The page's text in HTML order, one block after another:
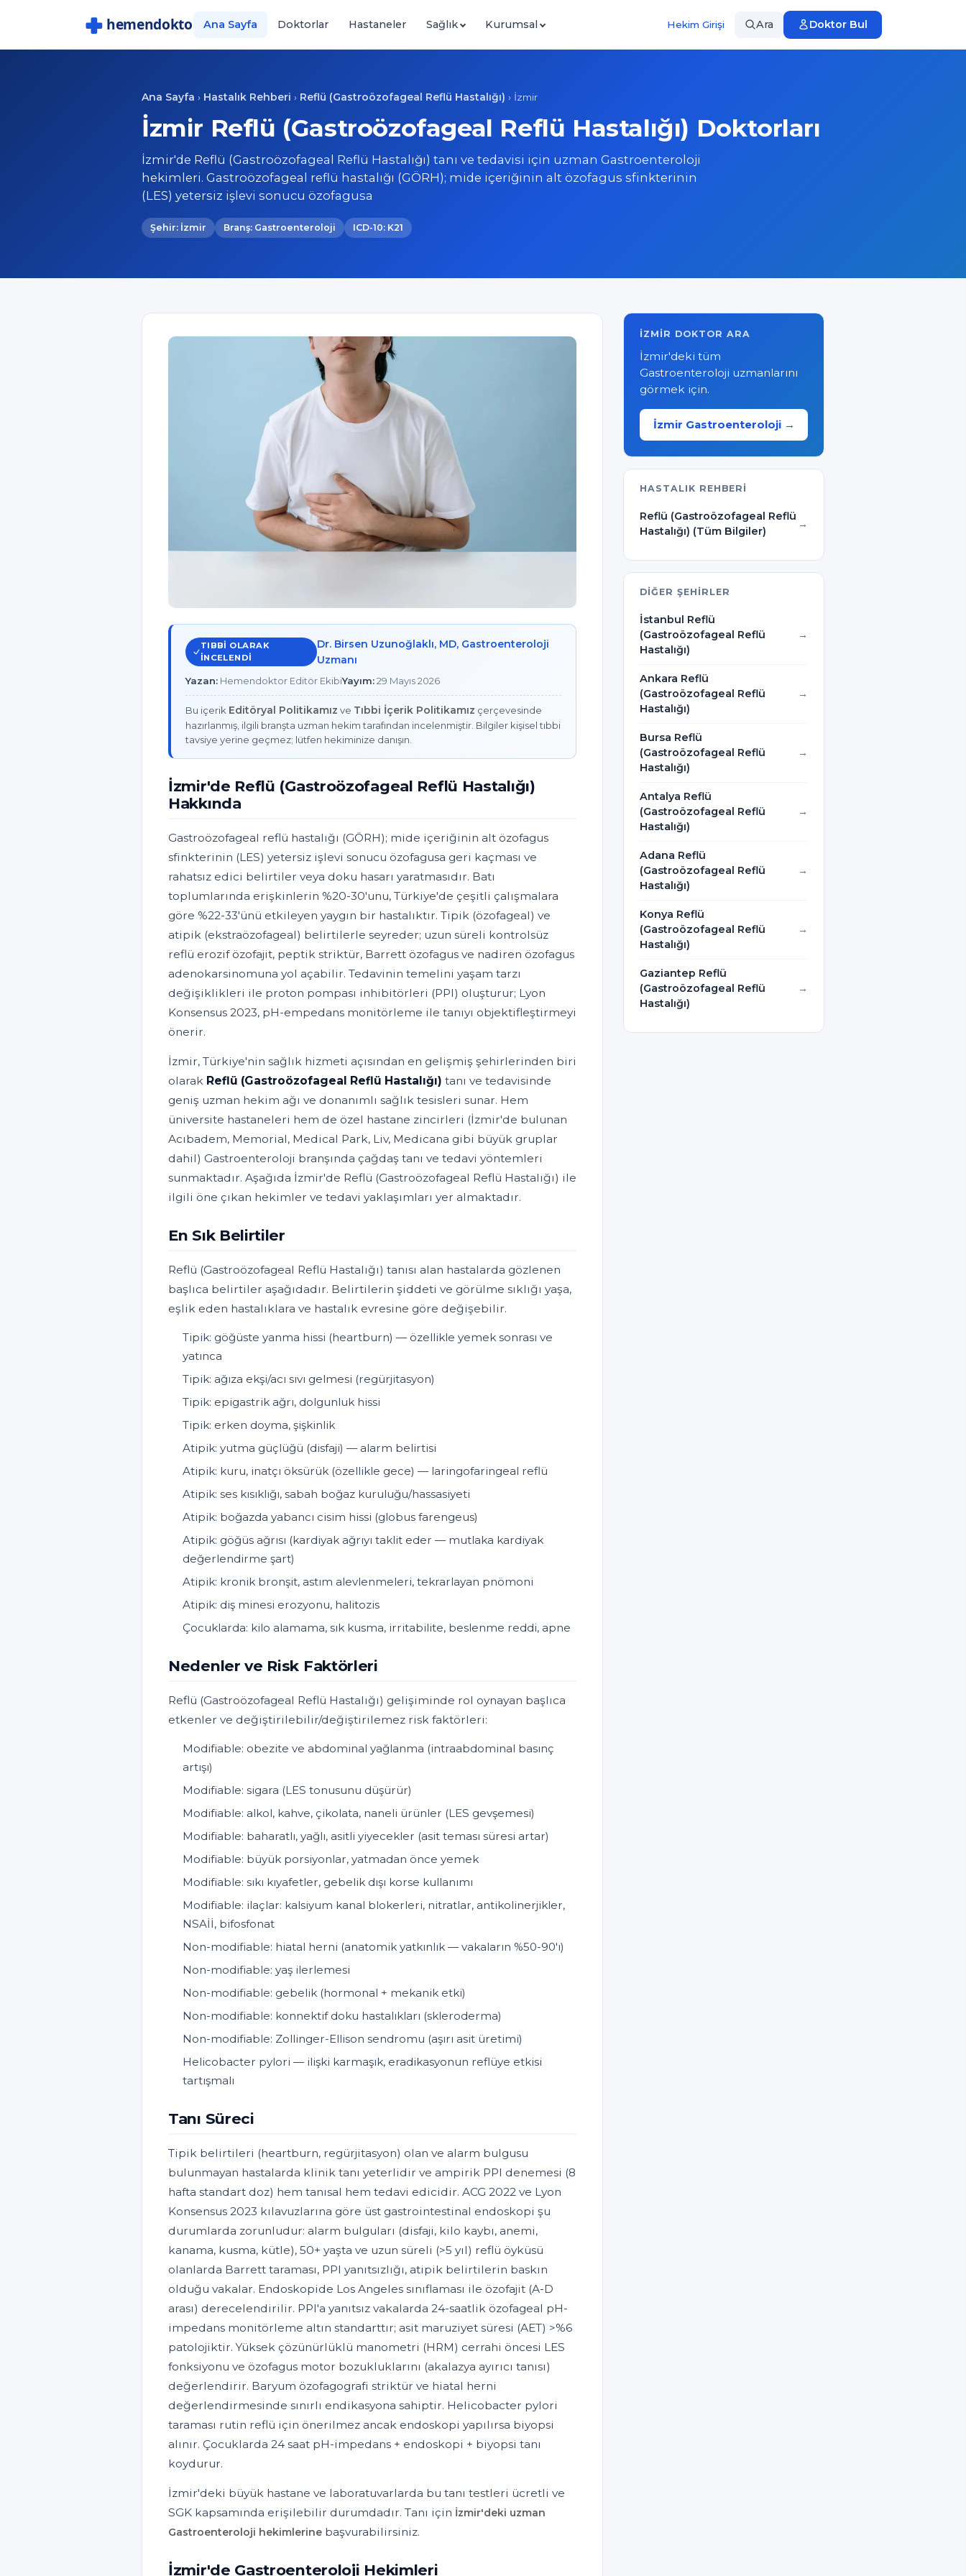
Ana Sayfa Doktorlar Hastaneler Sağlık Kurumsal Hekim Girişi Ara Doktor Bul
Ana Sayfa › Hastalık Rehberi › Reflü (Gastroözofageal Reflü Hastalığı) › İzmir
İzmir Reflü (Gastroözofageal Reflü Hastalığı) Doktorları
İzmir'de Reflü (Gastroözofageal Reflü Hastalığı) tanı ve tedavisi için uzman Gastroenteroloji
hekimleri. Gastroözofageal reflü hastalığı (GÖRH); mide içeriğinin alt özofagus sfinkterinin
(LES) yetersiz işlevi sonucu özofagusa
Şehir: İzmir Branş: Gastroenteroloji ICD-10: K21
TIBBI OLARAK
INCELENDI
Dr. Birsen Uzunoğlaklı, MD, Gastroenteroloji
Uzmanı
Yazan: Hemendoktor Editör EkibiYayım:29 Mayıs 2026
Bu içerik Editöryal Politikamız ve Tıbbi İçerik Politikamız çerçevesinde
hazırlanmış, ilgili branşta uzman hekim tarafından incelenmiştir. Bilgiler kişisel tıbbi
tavsiye yerine geçmez; lütfen hekiminize danışın.
İzmir'de Reflü (Gastroözofageal Reflü Hastalığı)
Hakkında
Gastroözofageal reflü hastalığı (GÖRH); mide içeriğinin alt özofagus
sfinkterinin (LES) yetersiz işlevi sonucu özofagusa geri kaçması ve
rahatsız edici belirtiler veya doku hasarı yaratmasıdır. Batı
toplumlarında erişkinlerin %20-30'unu, Türkiye'de çeşitli çalışmalara
göre %22-33'ünü etkileyen yaygın bir hastalıktır. Tipik (özofageal) ve
atipik (ekstraözofageal) belirtilerle seyreder; uzun süreli kontrolsüz
reflü erozif özofajit, peptik striktür, Barrett özofagus ve nadiren özofagus
adenokarsinomuna yol açabilir. Tedavinin temelini yaşam tarzı
değişiklikleri ile proton pompası inhibitörleri (PPI) oluşturur; Lyon
Konsensus 2023, pH-empedans monitörleme ile tanıyı objektifleştirmeyi
önerir.
İzmir, Türkiye'nin sağlık hizmeti açısından en gelişmiş şehirlerinden biri
olarak Reflü (Gastroözofageal Reflü Hastalığı) tanı ve tedavisinde
geniş uzman hekim ağı ve donanımlı sağlık tesisleri sunar. Hem
üniversite hastaneleri hem de özel hastane zincirleri (İzmir'de bulunan
Acıbadem, Memorial, Medical Park, Liv, Medicana gibi büyük gruplar
dahil) Gastroenteroloji branşında çağdaş tanı ve tedavi yöntemleri
sunmaktadır. Aşağıda İzmir'de Reflü (Gastroözofageal Reflü Hastalığı) ile
ilgili öne çıkan hekimler ve tedavi yaklaşımları yer almaktadır.
En Sık Belirtiler
Reflü (Gastroözofageal Reflü Hastalığı) tanısı alan hastalarda gözlenen
başlıca belirtiler aşağıdadır. Belirtilerin şiddeti ve görülme sıklığı yaşa,
eşlik eden hastalıklara ve hastalık evresine göre değişebilir.
Tipik: göğüste yanma hissi (heartburn) — özellikle yemek sonrası ve
yatınca
Tipik: ağıza ekşi/acı sıvı gelmesi (regürjitasyon)
Tipik: epigastrik ağrı, dolgunluk hissi
Tipik: erken doyma, şişkinlik
Atipik: yutma güçlüğü (disfaji) — alarm belirtisi
Atipik: kuru, inatçı öksürük (özellikle gece) — laringofaringeal reflü
Atipik: ses kısıklığı, sabah boğaz kuruluğu/hassasiyeti
Atipik: boğazda yabancı cisim hissi (globus farengeus)
Atipik: göğüs ağrısı (kardiyak ağrıyı taklit eder — mutlaka kardiyak
değerlendirme şart)
Atipik: kronik bronşit, astım alevlenmeleri, tekrarlayan pnömoni
Atipik: diş minesi erozyonu, halitozis
Çocuklarda: kilo alamama, sık kusma, irritabilite, beslenme reddi, apne
Nedenler ve Risk Faktörleri
Reflü (Gastroözofageal Reflü Hastalığı) gelişiminde rol oynayan başlıca
etkenler ve değiştirilebilir/değiştirilemez risk faktörleri:
Modifiable: obezite ve abdominal yağlanma (intraabdominal basınç
artışı)
Modifiable: sigara (LES tonusunu düşürür)
Modifiable: alkol, kahve, çikolata, naneli ürünler (LES gevşemesi)
Modifiable: baharatlı, yağlı, asitli yiyecekler (asit teması süresi artar)
Modifiable: büyük porsiyonlar, yatmadan önce yemek
Modifiable: sıkı kıyafetler, gebelik dışı korse kullanımı
Modifiable: ilaçlar: kalsiyum kanal blokerleri, nitratlar, antikolinerjikler,
NSAİİ, bifosfonat
Non-modifiable: hiatal herni (anatomik yatkınlık — vakaların %50-90'ı)
Non-modifiable: yaş ilerlemesi
Non-modifiable: gebelik (hormonal + mekanik etki)
Non-modifiable: konnektif doku hastalıkları (skleroderma)
Non-modifiable: Zollinger-Ellison sendromu (aşırı asit üretimi)
Helicobacter pylori — ilişki karmaşık, eradikasyonun reflüye etkisi
tartışmalı
Tanı Süreci
Tipik belirtileri (heartburn, regürjitasyon) olan ve alarm bulgusu
bulunmayan hastalarda klinik tanı yeterlidir ve ampirik PPI denemesi (8
hafta standart doz) hem tanısal hem tedavi edicidir. ACG 2022 ve Lyon
Konsensus 2023 kılavuzlarına göre üst gastrointestinal endoskopi şu
durumlarda zorunludur: alarm bulguları (disfaji, kilo kaybı, anemi,
kanama, kusma, kütle), 50+ yaşta ve uzun süreli (>5 yıl) reflü öyküsü
olanlarda Barrett taraması, PPI yanıtsızlığı, atipik belirtilerin baskın
olduğu vakalar. Endoskopide Los Angeles sınıflaması ile özofajit (A-D
arası) derecelendirilir. PPI'a yanıtsız vakalarda 24-saatlik özofageal pH-
impedans monitörleme altın standarttır; asit maruziyet süresi (AET) >%6
patolojiktir. Yüksek çözünürlüklü manometri (HRM) cerrahi öncesi LES
fonksiyonu ve özofagus motor bozukluklarını (akalazya ayırıcı tanısı)
değerlendirir. Baryum özofagografi striktür ve hiatal herni
değerlendirmesinde sınırlı endikasyona sahiptir. Helicobacter pylori
taraması rutin reflü için önerilmez ancak endoskopi yapılırsa biyopsi
alınır. Çocuklarda 24 saat pH-impedans + endoskopi + biyopsi tanı
koydurur.
İzmir'deki büyük hastane ve laboratuvarlarda bu tanı testleri ücretli ve
SGK kapsamında erişilebilir durumdadır. Tanı için İzmir'deki uzman
Gastroenteroloji hekimlerine başvurabilirsiniz.
İzmir'de Gastroenteroloji Hekimleri
İZMIR DOKTOR ARA
İzmir'deki tüm
Gastroenteroloji uzmanlarını
görmek için.
İzmir Gastroenteroloji →
HASTALIK REHBERI
Reflü (Gastroözofageal Reflü
Hastalığı) (Tüm Bilgiler)
DIĞER ŞEHIRLER
İstanbul Reflü
(Gastroözofageal Reflü
Hastalığı)
Ankara Reflü
(Gastroözofageal Reflü
Hastalığı)
Bursa Reflü
(Gastroözofageal Reflü
Hastalığı)
Antalya Reflü
(Gastroözofageal Reflü
Hastalığı)
Adana Reflü
(Gastroözofageal Reflü
Hastalığı)
Konya Reflü
(Gastroözofageal Reflü
Hastalığı)
Gaziantep Reflü
(Gastroözofageal Reflü
Hastalığı)